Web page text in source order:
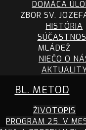
DOMÁCA
ZBOR SV.
HISTÓRIA
MLÁDEŽ
NIEČO O
BL. METOD
ŽIVOTOPIS
PROGRAM 25. V